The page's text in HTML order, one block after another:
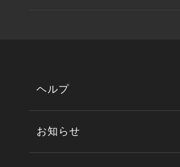
ヘルプ
お知らせ